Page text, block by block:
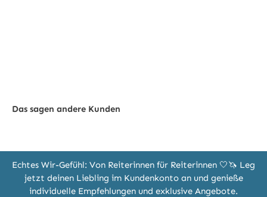
Das sagen andere Kunden
Echtes Wir-Gefühl: Von Reiterinnen für Reiterinnen 🤍🦄 Leg
jetzt deinen Liebling im Kundenkonto an und genieße
individuelle Empfehlungen und exklusive Angebote.